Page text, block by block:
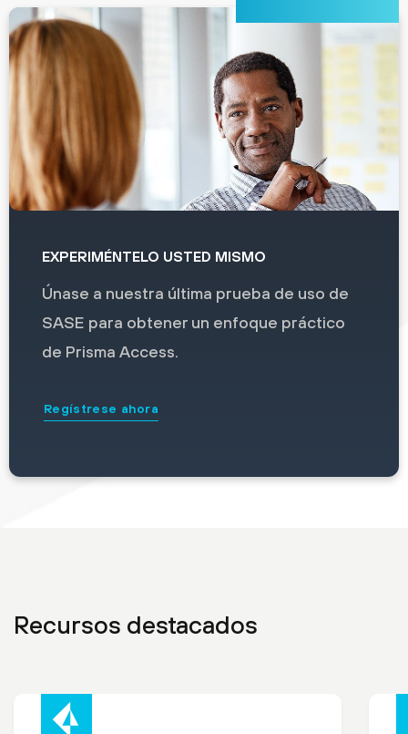
EXPERIMÉNTELO USTED MISMO
Únase a nuestra última prueba de uso de
SASE para obtener un enfoque práctico
de Prisma Access.
Regístrese ahora
Recursos destacados